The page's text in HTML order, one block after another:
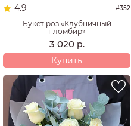
4.9 #352
Букет роз «Клубничный
пломбир»
3 020 р.
Купить